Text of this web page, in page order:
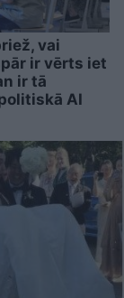
vai
ir vērts iet
ir tā
AI